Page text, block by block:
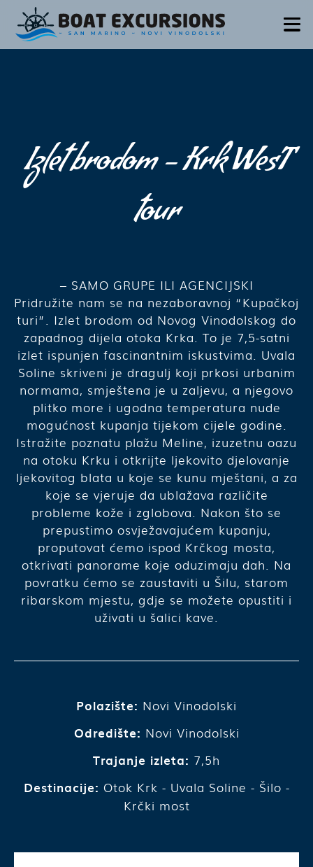
Naslovna
Kontakt
EN
Izlet brodom –Krk WesT
tour
– SAMO GRUPE ILI AGENCIJSKI
Pridružite nam se na nezaboravnoj “Kupačkoj
turi”. Izlet brodom od Novog Vinodolskog do
zapadnog dijela otoka Krka. To je 7,5-satni
izlet ispunjen fascinantnim iskustvima. Uvala
Soline skriveni je dragulj koji prkosi urbanim
normama, smještena je u zaljevu, a njegovo
plitko more i ugodna temperatura nude
mogućnost kupanja tijekom cijele godine.
Istražite poznatu plažu Meline, izuzetnu oazu
na otoku Krku i otkrijte ljekovito djelovanje
ljekovitog blata u koje se kunu mještani, a za
koje se vjeruje da ublažava različite
probleme kože i zglobova. Nakon što se
prepustimo osvježavajućem kupanju,
proputovat ćemo ispod Krčkog mosta,
otkrivati panorame koje oduzimaju dah. Na
povratku ćemo se zaustaviti u Šilu, starom
ribarskom mjestu, gdje se možete opustiti i
uživati u šalici kave.
Polazište: Novi Vinodolski
Odredište: Novi Vinodolski
Trajanje izleta: 7,5h
Destinacije: Otok Krk - Uvala Soline - Šilo -
Krčki most